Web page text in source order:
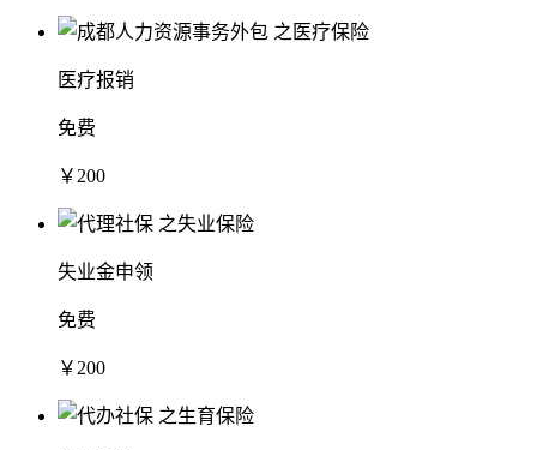
医疗报销
免费
￥200
失业金申领
免费
￥200